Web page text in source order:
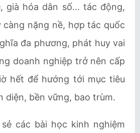
già hóa dân số… tác động,
càng nặng nề, hợp tác quốc
đa phương, phát huy vai
doanh nghiệp trở nên cấp
hết để hướng tới mục tiêu
diện, bền vững, bao trùm.
các bài học kinh nghiệm